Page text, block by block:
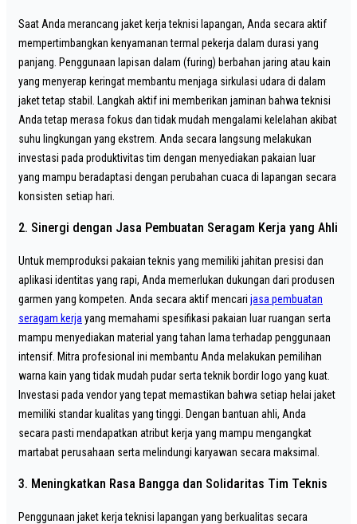
Saat Anda merancang jaket kerja teknisi lapangan, Anda secara aktif
mempertimbangkan kenyamanan termal pekerja dalam durasi yang
panjang. Penggunaan lapisan dalam (furing) berbahan jaring atau kain
yang menyerap keringat membantu menjaga sirkulasi udara di dalam
jaket tetap stabil. Langkah aktif ini memberikan jaminan bahwa teknisi
Anda tetap merasa fokus dan tidak mudah mengalami kelelahan akibat
suhu lingkungan yang ekstrem. Anda secara langsung melakukan
investasi pada produktivitas tim dengan menyediakan pakaian luar
yang mampu beradaptasi dengan perubahan cuaca di lapangan secara
konsisten setiap hari.
2. Sinergi dengan Jasa Pembuatan Seragam Kerja yang Ahli
Untuk memproduksi pakaian teknis yang memiliki jahitan presisi dan
aplikasi identitas yang rapi, Anda memerlukan dukungan dari produsen
garmen yang kompeten. Anda secara aktif mencari jasa pembuatan
seragam kerja yang memahami spesifikasi pakaian luar ruangan serta
mampu menyediakan material yang tahan lama terhadap penggunaan
intensif. Mitra profesional ini membantu Anda melakukan pemilihan
warna kain yang tidak mudah pudar serta teknik bordir logo yang kuat.
Investasi pada vendor yang tepat memastikan bahwa setiap helai jaket
memiliki standar kualitas yang tinggi. Dengan bantuan ahli, Anda
secara pasti mendapatkan atribut kerja yang mampu mengangkat
martabat perusahaan serta melindungi karyawan secara maksimal.
3. Meningkatkan Rasa Bangga dan Solidaritas Tim Teknis
Penggunaan jaket kerja teknisi lapangan yang berkualitas secara